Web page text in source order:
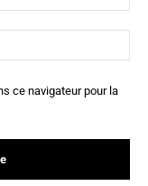
:*
:
ce navigateur pour la